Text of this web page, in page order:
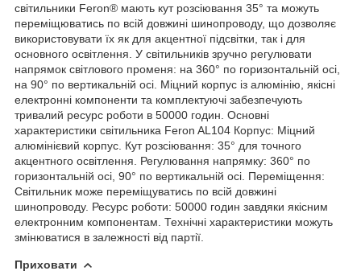
світильники Feron® мають кут розсіювання 35° та можуть
переміщюватись по всій довжині шинопроводу, що дозволяє
використовувати їх як для акцентної підсвітки, так і для
основного освітлення. У світильників зручно регулювати
напрямок світлового променя: на 360° по горизонтальній осі,
на 90° по вертикальній осі. Міцний корпус із алюмінію, якісні
електронні компоненти та комплектуючі забезпечують
тривалий ресурс роботи в 50000 годин. Основні
характеристики світильника Feron AL104 Корпус: Міцний
алюмінієвий корпус. Кут розсіювання: 35° для точного
акцентного освітлення. Регулювання напрямку: 360° по
горизонтальній осі, 90° по вертикальній осі. Переміщення:
Світильник може переміщуватись по всій довжині
шинопроводу. Ресурс роботи: 50000 годин завдяки якісним
електронним компонентам. Технічні характеристики можуть
змінюватися в залежності від партії.
Приховати